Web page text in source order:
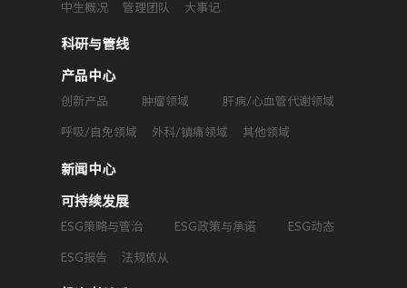
中生概况 管理团队 大事记
科研与管线
产品中心
创新产品 肿瘤领域 肝病/心血管代谢领域
呼吸/自免领域 外科/镇痛领域 其他领域
新闻中心
可持续发展
ESG策略与管治 ESG政策与承诺 ESG动态
ESG报告 法规依从